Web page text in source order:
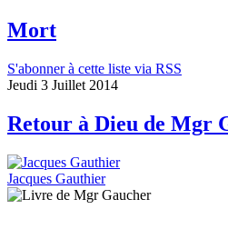
Mort
S'abonner à cette liste via RSS
Jeudi 3 Juillet 2014
Retour à Dieu de Mgr
Jacques Gauthier